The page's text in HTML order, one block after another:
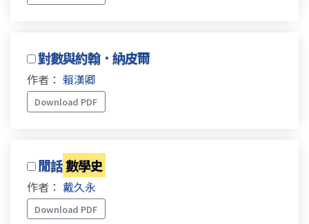
對數與約翰．納皮爾
作者： 賴漢卿
Download PDF
閒話數學史
作者： 戴久永
Download PDF